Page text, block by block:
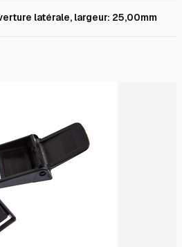
latérale, largeur: 25,00mm